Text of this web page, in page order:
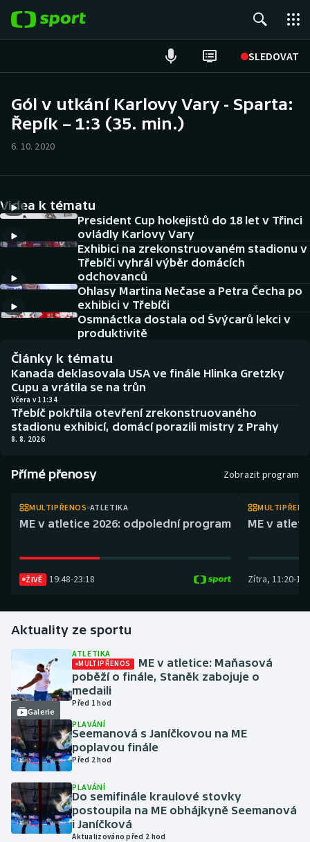
SLEDOVAT
ME v plavání
Tenis
DALŠÍ SPORTY
Americký fotbal
Atletika
Baseball a softbal
Basketbal
Biatlon
Curling
Dostihy
Futsal
Golf
Gymnastika
Házená
Jezdectví
Judo
NEPŘEHLÉDNĚTE
Soutěže
Historické návraty
Aplikace ČT sport
AZ kvíz
Gól v utkání Karlovy Vary - Sparta:
Řepík – 1:3 (35. min.)
6. 10. 2020
Videa k tématu
President Cup hokejistů do 18 let v Třinci
ovládly Karlovy Vary
Exhibici na zrekonstruovaném stadionu v
Třebíči vyhrál výběr domácích
odchovanců
Ohlasy Martina Nečase a Petra Čecha po
exhibici v Třebíči
Osmnáctka dostala od Švýcarů lekci v
produktivitě
Články k tématu
Kanada deklasovala USA ve finále Hlinka Gretzky
Cupu a vrátila se na trůn
Včera v 11:34
Třebíč pokřtila otevření zrekonstruovaného
stadionu exhibicí, domácí porazili mistry z Prahy
8. 8. 2026
Přímé přenosy Zobrazit program
MULTIPŘENOS ATLETIKA
ME v atletice 2026: odpolední program
ŽIVĚ 19:48-23:18
ME v
Zítra, 11:20-
Aktuality ze sportu
Galerie
ATLETIKA
MULTIPŘENOS
ME v atletice: Maňasová
poběží o finále, Staněk zabojuje o
medaili
Před 1 hod
PLAVÁNÍ
Seemanová s Janíčkovou na ME
poplavou finále
Před 2 hod
PLAVÁNÍ
Do semifinále kraulové stovky
postoupila na ME obhájkyně Seemanová
i Janíčková
Aktualizováno před 2 hod